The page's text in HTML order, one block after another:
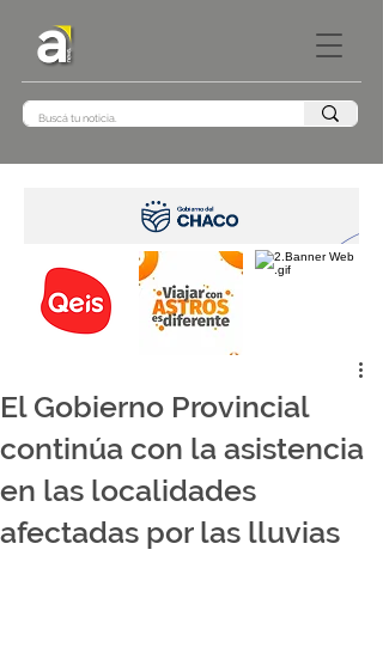
El Gobierno Provincial
continúa con la asistencia
en las localidades
afectadas por las lluvias